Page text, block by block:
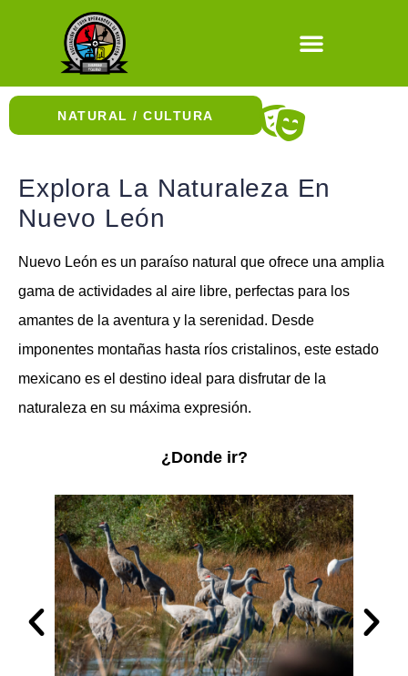
NATURAL / CULTURA
Explora La Naturaleza En
Nuevo León
Nuevo León es un paraíso natural que ofrece una amplia
gama de actividades al aire libre, perfectas para los
amantes de la aventura y la serenidad. Desde
imponentes montañas hasta ríos cristalinos, este estado
mexicano es el destino ideal para disfrutar de la
naturaleza en su máxima expresión.
¿Donde ir?